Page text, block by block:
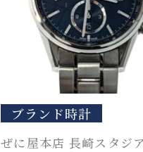
ブランド時計
ぜに屋浜町店